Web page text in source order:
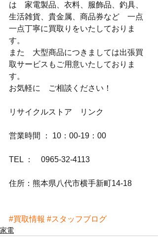
は　家電製品、衣料、服飾品、釣具、
生活雑貨、貴金属、商品券など　一点
一点丁寧に買取りをいたしておりま
す。
また　大型商品につきましては出張買
取サービスもご用意いたしておりま
す。
お気軽に　ご相談ください！
リサイクルストア　リンク
営業時間 ： 10：00-19：00
TEL ：　0965-32-4113
住所：熊本県八代市横手新町14-18
#買取情報 #スタッフブログ
家電